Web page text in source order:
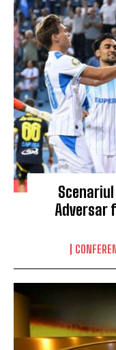
Adversar